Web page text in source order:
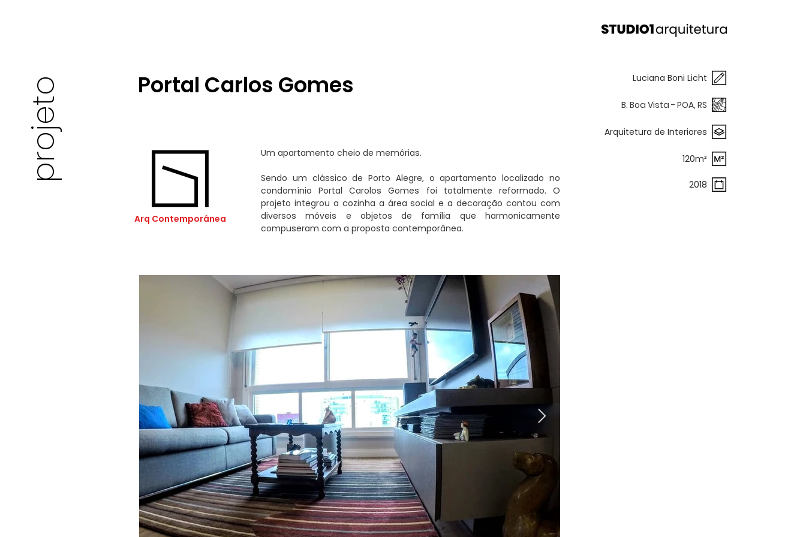
projeto Luciana Boni Licht
B. Boa Vista - POA, RS
Arquitetura de Interiores
120m²
2018
Um apartamento cheio de memórias.
Sendo um clássico de Porto Alegre, o apartamento localizado no
condomínio Portal Carolos Gomes foi totalmente reformado. O
projeto integrou a cozinha a área social e a decoração contou com
diversos móveis e objetos de família que harmonicamente
compuseram com a proposta contemporânea.
Portal Carlos Gomes
Arq Contemporânea